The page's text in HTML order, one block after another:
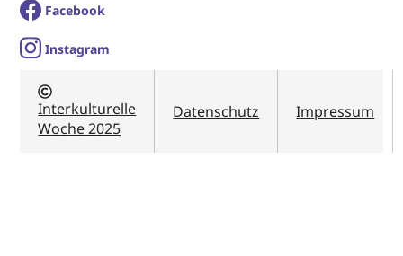
Facebook
Instagram
Interkulturelle
Woche 2025
Datenschutz Impressum